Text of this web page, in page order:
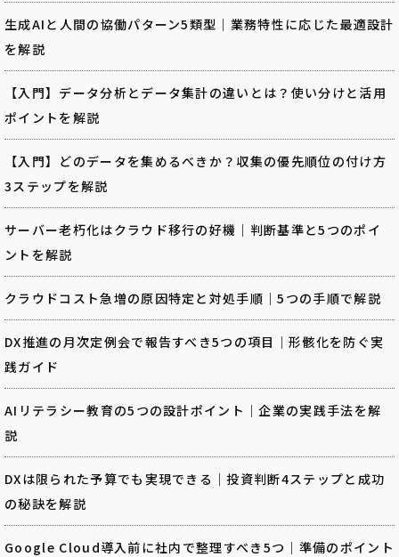
生成AIと人間の協働パターン5類型｜業務特性に応じた最適設計
を解説
【入門】データ分析とデータ集計の違いとは？使い分けと活用
ポイントを解説
【入門】どのデータを集めるべきか？収集の優先順位の付け方
3ステップを解説
サーバー老朽化はクラウド移行の好機｜判断基準と5つのポイ
ントを解説
クラウドコスト急増の原因特定と対処手順｜5つの手順で解説
DX推進の月次定例会で報告すべき5つの項目｜形骸化を防ぐ実
践ガイド
AIリテラシー教育の5つの設計ポイント｜企業の実践手法を解
説
DXは限られた予算でも実現できる｜投資判断4ステップと成功
の秘訣を解説
Google Cloud導入前に社内で整理すべき5つ｜準備のポイント